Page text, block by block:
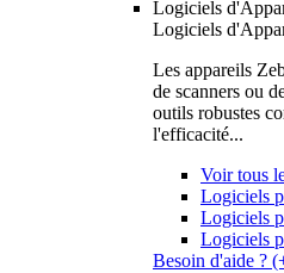
Logiciels
Logiciels
Les appareils
de scanners ou
outils robustes
l'efficacité...
Voir tous
Logiciels
Logiciels
Logiciels
Besoin d'aide ?